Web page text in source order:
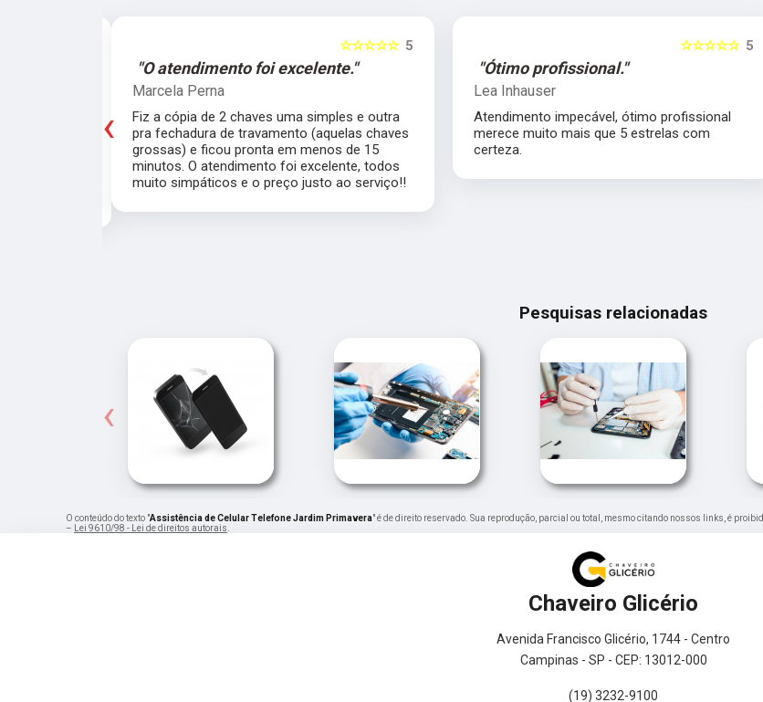
5
☆☆☆☆☆
"O atendimento foi excelente."
Marcela Perna
Fiz a cópia de 2 chaves uma simples e outra
pra fechadura de travamento (aquelas chaves
grossas) e ficou pronta em menos de 15
minutos. O atendimento foi excelente, todos
muito simpáticos e o preço justo ao serviço!!
5
☆☆☆☆☆
"Ótimo profissional."
Lea Inhauser
Atendimento impecável, ótimo profissional
merece muito mais que 5 estrelas com
certeza.
‹
Pesquisas relacionadas
‹
O conteúdo do texto "Assistência de Celular Telefone Jardim Primavera" é de direito reservado. Sua reprodução, parcial ou total, mesmo citando nossos links, é
–
Lei 9610/98 - Lei de direitos autorais
Chaveiro Glicério
Avenida Francisco Glicério, 1744 - Centro
Campinas - SP - CEP: 13012-000
(19) 3232-9100